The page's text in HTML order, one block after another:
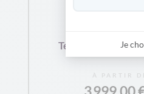
Je
Tente gonflable
À PARTIR DE